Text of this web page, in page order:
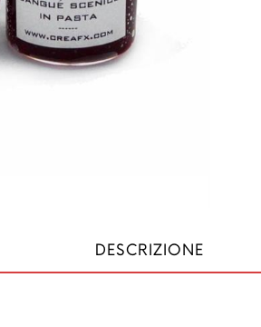
DESCRIZIONE